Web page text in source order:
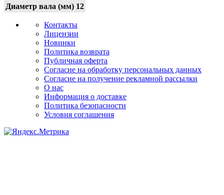
Диаметр вала (мм) 12
Контакты
Лицензии
Новинки
Политика возврата
Публичная оферта
Согласие на обработку персональных данных
Согласие на получение рекламной рассылки
О нас
Информация о доставке
Политика безопасности
Условия соглашения